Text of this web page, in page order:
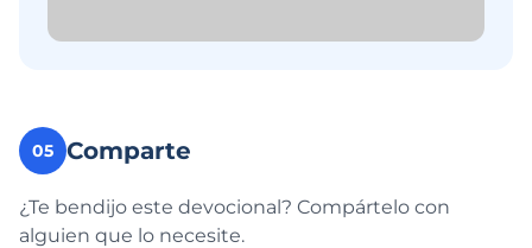
05 Comparte
¿Te bendijo este devocional? Compártelo con
alguien que lo necesite.